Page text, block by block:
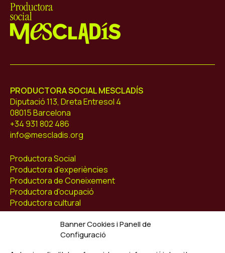
Banner Cookies i Panell de
Configuració
PRODUCTORA SOCIAL MESCLADÍS
Diputació 113, Dreta Entresol 4
08015 Barcelona
+34 931 802 486
info@mescladis.org
Productora Social
Productora d'experiències
Productora de Coneixement
Productora d'ocupació
Productora cultural